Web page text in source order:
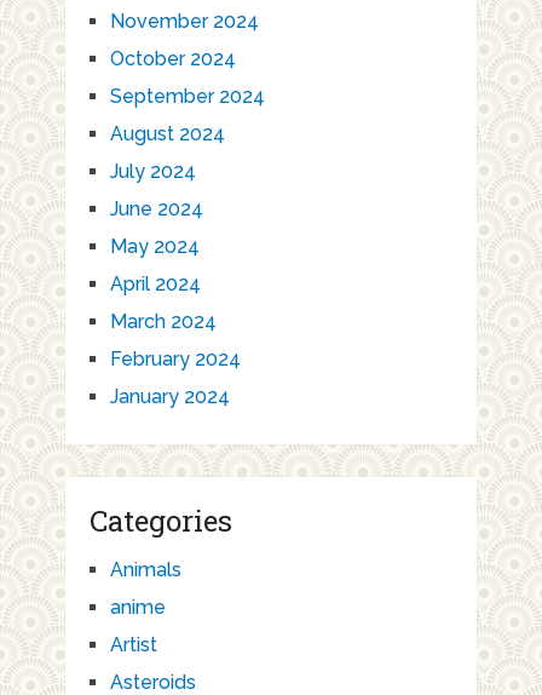
November 2024
October 2024
September 2024
August 2024
July 2024
June 2024
May 2024
April 2024
March 2024
February 2024
January 2024
Categories
Animals
anime
Artist
Asteroids